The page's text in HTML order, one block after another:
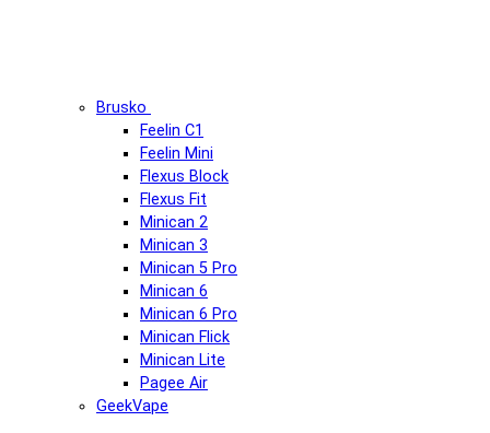
Brusko
Feelin C1
Feelin Mini
Flexus Block
Flexus Fit
Minican 2
Minican 3
Minican 5 Pro
Minican 6
Minican 6 Pro
Minican Flick
Minican Lite
Pagee Air
GeekVape